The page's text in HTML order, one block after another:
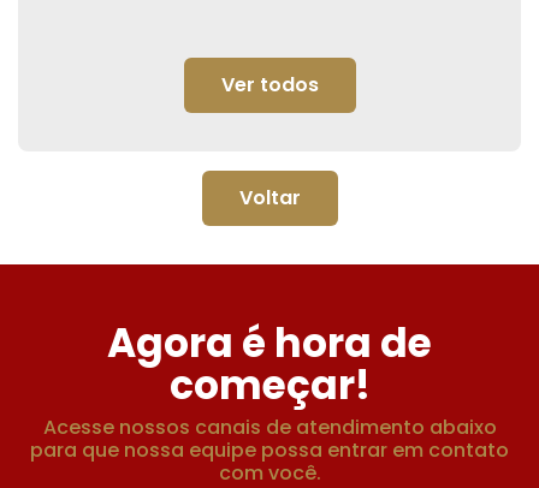
Ver todos
Voltar
Agora é hora de
começar!
Acesse nossos canais de atendimento abaixo
para que nossa equipe possa entrar em contato
com você.